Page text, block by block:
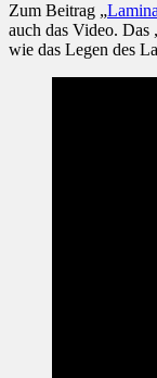
Zum Beitrag „
auch das Video. Das
wie das Legen des